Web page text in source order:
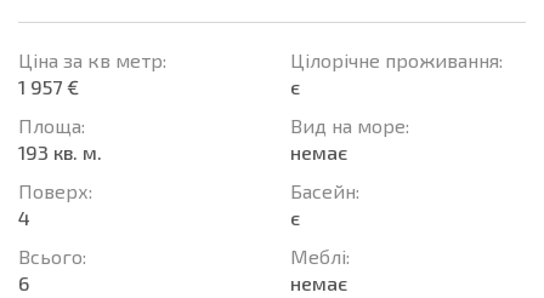
Ціна за кв метр:
1 957 €
Площа:
193 кв. м.
Поверх:
4
Всього:
6
Цілорічне проживання:
є
Вид на море:
немає
Баcейн:
є
Меблі:
немає